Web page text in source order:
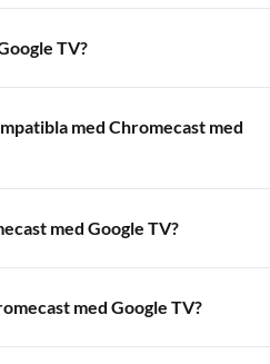
TV?
med Chromecast med
med Google TV?
med Google TV?